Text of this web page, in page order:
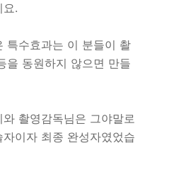
요.
특수효과는 이 분들이 촬
을 동원하지 않으면 만들
촬영감독님은 그야말로
이자 최종 완성자였었습